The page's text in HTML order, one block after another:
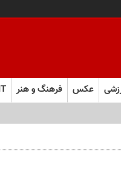
عکس فرهنگ و هنر